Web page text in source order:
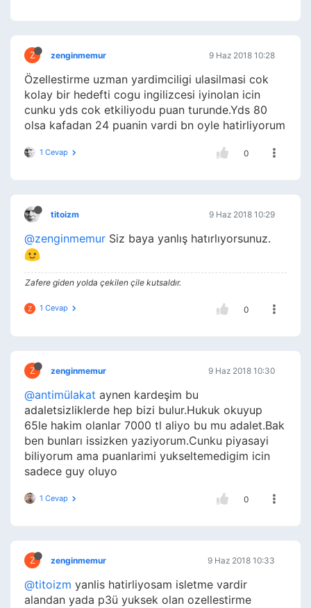
Z zenginmemur 9 Haz 2018 10:28
Özellestirme uzman yardimciligi ulasilmasi cok
kolay bir hedefti cogu ingilizcesi iyinolan icin
cunku yds cok etkiliyodu puan turunde.Yds 80
olsa kafadan 24 puanin vardi bn oyle hatirliyorum
1 Cevap 0
titoizm 9 Haz 2018 10:29
@zenginmemur Siz baya yanlış hatırlıyorsunuz.
Zafere giden yolda çekilen çile kutsaldır.
Z 1 Cevap 0
Z zenginmemur 9 Haz 2018 10:30
@antimülakat aynen kardeşim bu
adaletsizliklerde hep bizi bulur.Hukuk okuyup
65le hakim olanlar 7000 tl aliyo bu mu adalet.Bak
ben bunları issizken yaziyorum.Cunku piyasayi
biliyorum ama puanlarimi yukseltemedigim icin
sadece guy oluyo
1 Cevap 0
Z zenginmemur 9 Haz 2018 10:33
@titoizm yanlis hatirliyosam isletme vardir
alandan yada p3ü yuksek olan ozellestirme